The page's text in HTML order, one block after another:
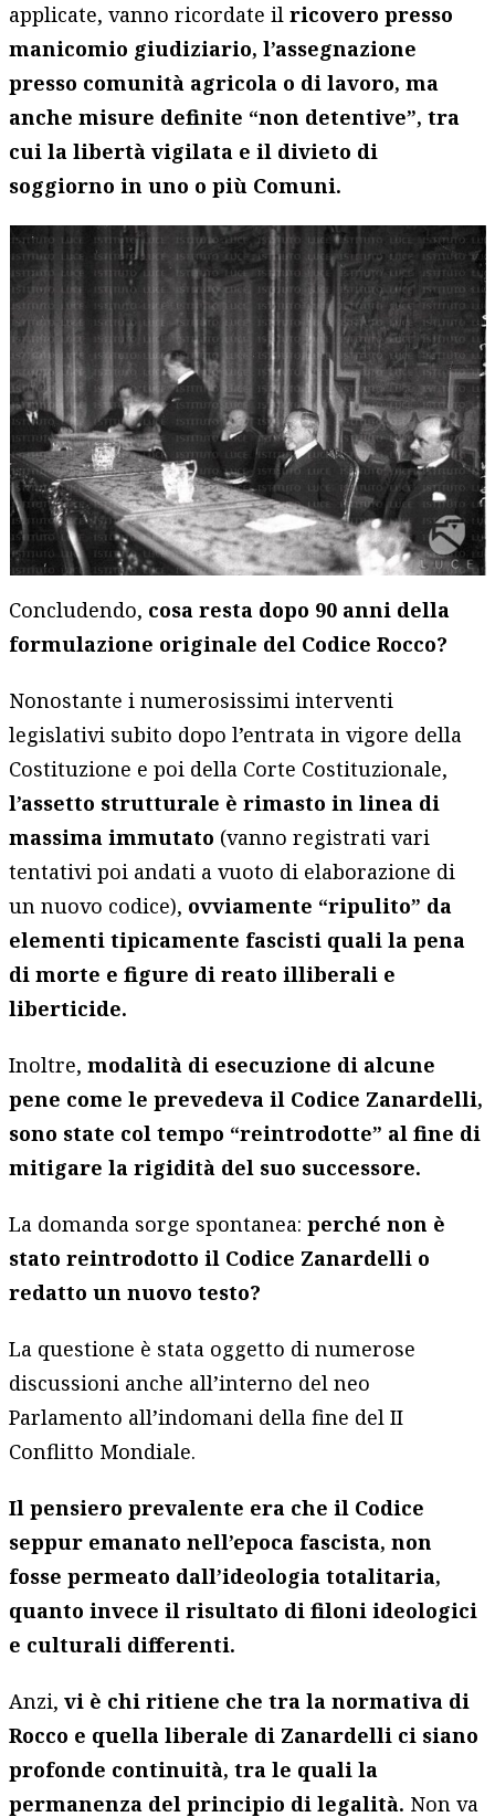
applicate, vanno ricordate ilricovero presso
manicomio giudiziario, l’assegnazione
presso comunità agricola o di lavoro, ma
anche misure definite “non detentive”, tra
cui la libertà vigilata e il divieto di
soggiorno in uno o più Comuni.
Concludendo, cosa resta dopo 90 anni della
formulazione originale del Codice Rocco?
Nonostante i numerosissimi interventi
legislativi subito dopo l’entrata in vigore della
Costituzione e poi della Corte Costituzionale,
l’assetto strutturale è rimasto in linea di
massima immutato (vanno registrati vari
tentativi poi andati a vuoto di elaborazione di
un nuovo codice), ovviamente “ripulito” da
elementi tipicamente fascisti quali la pena
di morte e figure di reato illiberali e
liberticide.
Inoltre,modalità di esecuzione di alcune
pene come le prevedeva il Codice Zanardelli,
sono state col tempo “reintrodotte” al fine di
mitigare la rigidità del suo successore.
La domanda sorge spontanea:perché non è
stato reintrodotto il Codice Zanardelli o
redatto un nuovo testo?
La questione è stata oggetto di numerose
discussioni anche all’interno del neo
Parlamento all’indomani della fine del II
Conflitto Mondiale.
Il pensiero prevalente era che il Codice
seppur emanato nell’epoca fascista, non
fosse permeato dall’ideologia totalitaria,
quanto invece il risultato di filoni ideologici
e culturali differenti.
Anzi,vi è chi ritiene che tra la normativa di
Rocco e quella liberale di Zanardelli ci siano
profonde continuità, tra le quali la
permanenza del principio di legalità. Non va